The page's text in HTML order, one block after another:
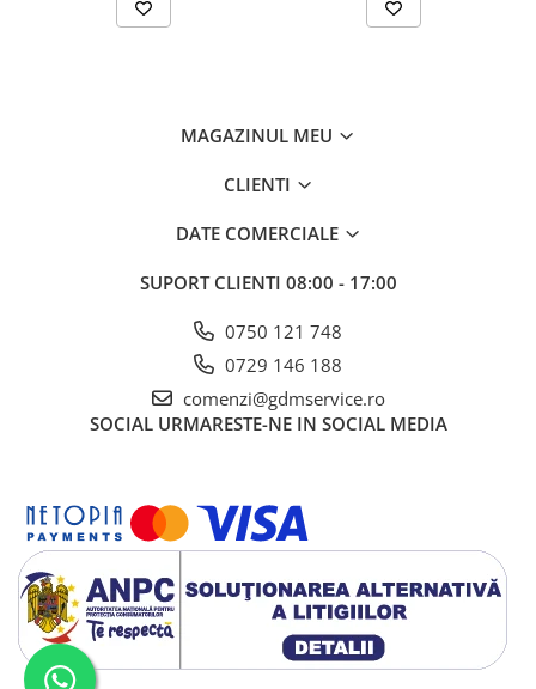
MAGAZINUL MEU
CLIENTI
DATE COMERCIALE
SUPORT CLIENTI 08:00 - 17:00
0750 121 748
0729 146 188
comenzi@gdmservice.ro
SOCIAL URMARESTE-NE IN SOCIAL MEDIA